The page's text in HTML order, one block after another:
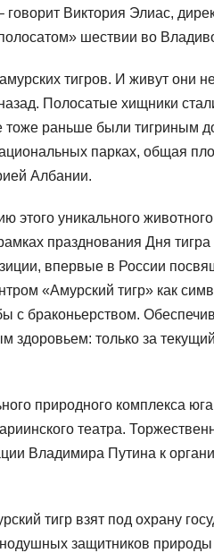
Виктория Элиас,
шествии во
тигров. И живут они
Полосатые хищники
раньше были тигриным
парках, общая
Албании.
этого уникального
празднования Дня
впервые в России
«Амурский тигр» как
с браконьерством.
здоровьем: только за
природного комплекса
театра.
Владимира Путина к
тигр взят под охрану
защитников природы